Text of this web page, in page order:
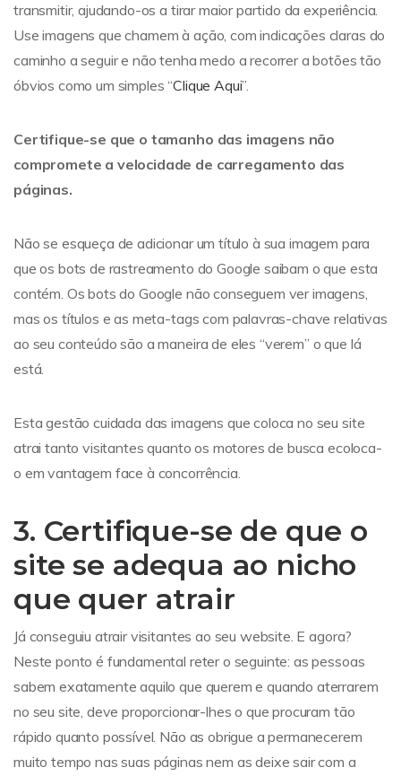
transmitir, ajudando-os a tirar maior partido da experiência.
Use imagens que chamem à ação, com indicações claras do
caminho a seguir e não tenha medo a recorrer a botões tão
óbvios como um simples “Clique Aqui”.
Certifique-se que o tamanho das imagens não
compromete a velocidade de carregamento das
páginas.
Não se esqueça de adicionar um título à sua imagem para
que os bots de rastreamento do Google saibam o que esta
contém. Os bots do Google não conseguem ver imagens,
mas os títulos e as meta-tags com palavras-chave relativas
ao seu conteúdo são a maneira de eles “verem” o que lá
está.
Esta gestão cuidada das imagens que coloca no seu site
atrai tanto visitantes quanto os motores de busca ecoloca-
o em vantagem face à concorrência.
3. Certifique-se de que o
site se adequa ao nicho
que quer atrair
Já conseguiu atrair visitantes ao seu website. E agora?
Neste ponto é fundamental reter o seguinte: as pessoas
sabem exatamente aquilo que querem e quando aterrarem
no seu site, deve proporcionar-lhes o que procuram tão
rápido quanto possível. Não as obrigue a permanecerem
muito tempo nas suas páginas nem as deixe sair com a